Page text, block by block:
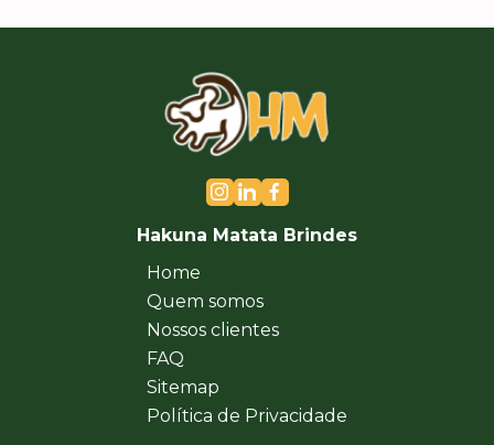
Hakuna Matata Brindes
Home
Quem somos
Nossos clientes
FAQ
Sitemap
Política de Privacidade